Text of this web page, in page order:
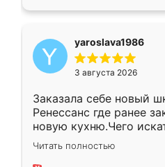
yaroslava1986
3 августа 2026
Заказала себе новый
Ренессанс где ранее
новую кухню.Чего
вполне довольна.
два года, нареканий нет.
Читать полностью